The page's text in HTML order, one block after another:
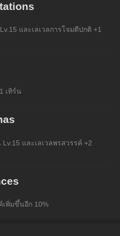
และเลเวลการโจมตีปกติ +1
เทิร์น
และเลเวลพรสวรรค์ +2
เพิ่มขึ้นอีก 10%